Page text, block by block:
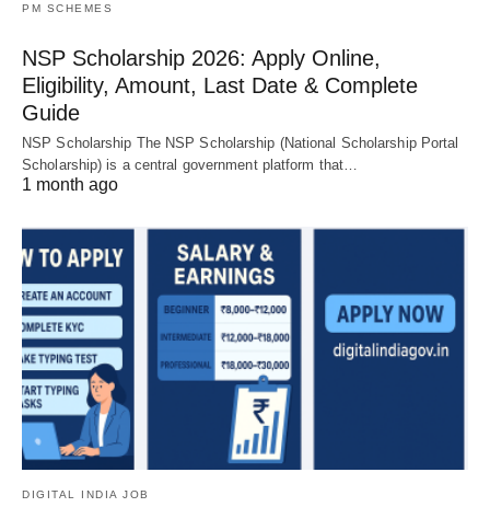
PM SCHEMES
NSP Scholarship 2026: Apply Online,
Eligibility, Amount, Last Date & Complete
Guide
NSP Scholarship The NSP Scholarship (National Scholarship Portal
Scholarship) is a central government platform that…
1 month ago
DIGITAL INDIA JOB